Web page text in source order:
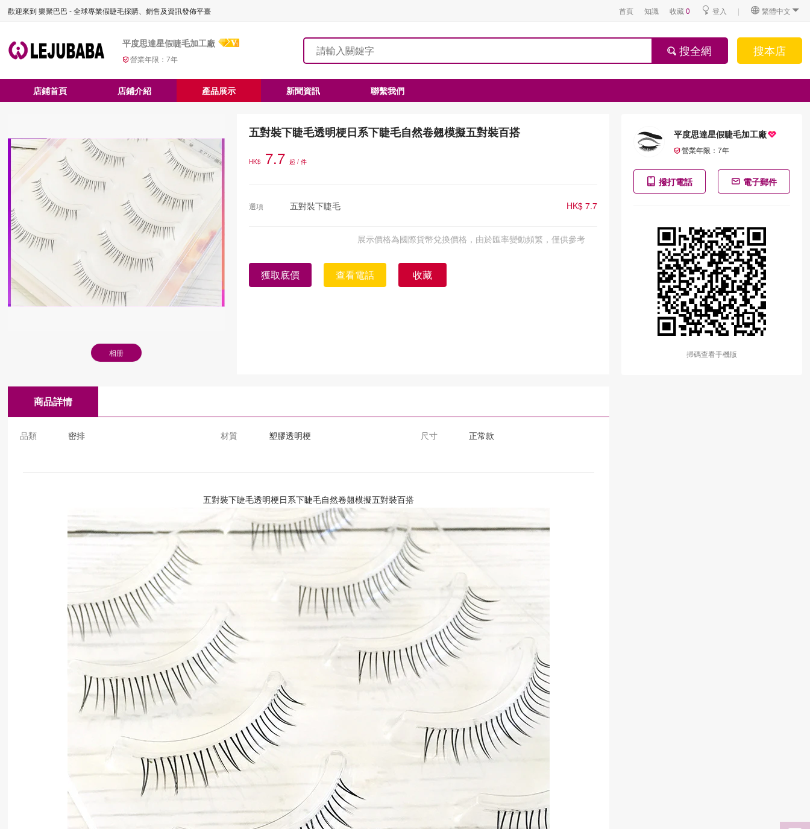
歡迎來到 樂聚巴巴 - 全球專業假睫毛採購、銷售及資訊發佈平臺 首頁 知識 收藏0 登入 | 繁體中文
平度思達星假睫毛加工廠
營業年限：7年
搜全網 搜本店
店鋪首頁 店鋪介紹 產品展示 新聞資訊 聯繫我們
相册
五對裝下睫毛透明梗日系下睫毛自然卷翹模擬五對裝百搭
HK$ 7.7起 / 件
選項 五對裝下睫毛 HK$ 7.7
展示價格為國際貨幣兌換價格，由於匯率變動頻繁，僅供參考
獲取底價 查看電話 收藏
商品詳情
品類 密排 材質 塑膠透明梗 尺寸 正常款
五對裝下睫毛透明梗日系下睫毛自然卷翹模擬五對裝百搭
平度思達星假睫毛加工廠
營業年限： 7年
撥打電話 電子郵件
掃碼查看手機版